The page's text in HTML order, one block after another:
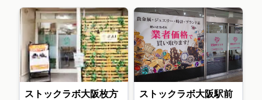
ストックラボ大阪枚方
ストックラボ大阪駅前